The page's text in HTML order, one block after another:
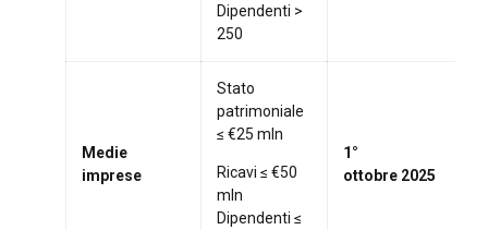
Dipendenti >
250
Medie
imprese
Stato
patrimoniale
≤ €25 mln
Ricavi ≤ €50
mln
Dipendenti ≤
1°
ottobre 2025